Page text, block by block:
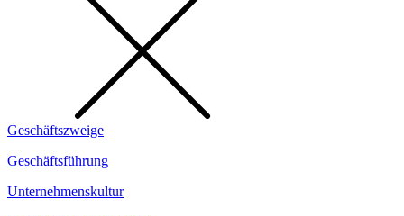
Geschäftszweige
Geschäftsführung
Unternehmenskultur